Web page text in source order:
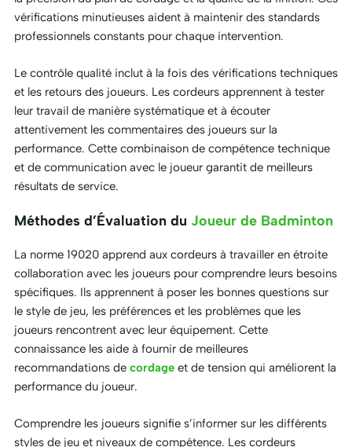
vérifications minutieuses aident à maintenir des standards
professionnels constants pour chaque intervention.
Le contrôle qualité inclut à la fois des vérifications techniques
et les retours des joueurs. Les cordeurs apprennent à tester
leur travail de manière systématique et à écouter
attentivement les commentaires des joueurs sur la
performance. Cette combinaison de compétence technique
et de communication avec le joueur garantit de meilleurs
résultats de service.
Méthodes d’Évaluation du Joueur de Badminton
La norme 19020 apprend aux cordeurs à travailler en étroite
collaboration avec les joueurs pour comprendre leurs besoins
spécifiques. Ils apprennent à poser les bonnes questions sur
le style de jeu, les préférences et les problèmes que les
joueurs rencontrent avec leur équipement. Cette
connaissance les aide à fournir de meilleures
recommandations de cordage et de tension qui améliorent la
performance du joueur.
Comprendre les joueurs signifie s’informer sur les différents
styles de jeu et niveaux de compétence. Les cordeurs